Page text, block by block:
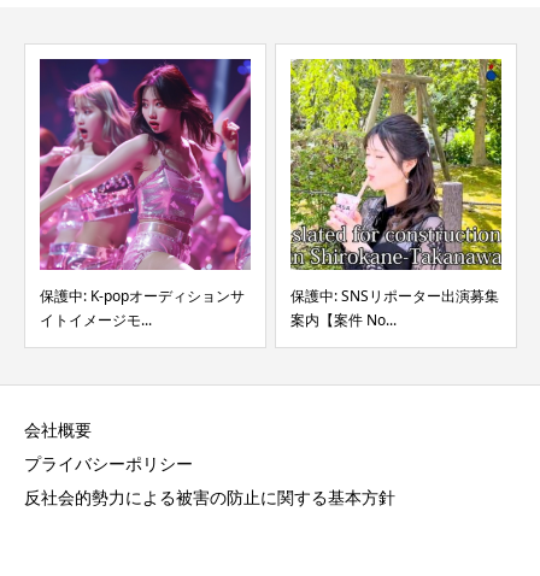
保護中: K-popオーディションサ
イトイメージモ...
保護中: SNSリポーター出演募集
案内【案件 No...
会社概要
プライバシーポリシー
反社会的勢力による被害の防止に関する基本方針